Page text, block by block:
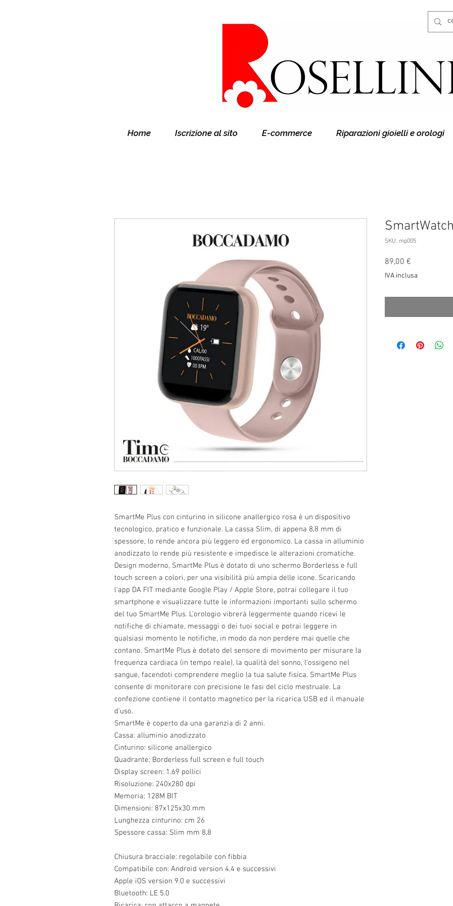
Gioielleria Rosellini
Rosellini online
Home Iscrizione al sito E-commerce Riparazioni gioielli e orologi
SmartMe Plus con cinturino in silicone anallergico rosa è un dispositivo
tecnologico, pratico e funzionale. La cassa Slim, di appena 8,8 mm di
spessore, lo rende ancora più leggero ed ergonomico. La cassa in alluminio
anodizzato lo rende più resistente e impedisce le alterazioni cromatiche.
Design moderno, SmartMe Plus è dotato di uno schermo Borderless e full
touch screen a colori, per una visibilità più ampia delle icone. Scaricando
l'app DA FIT mediante Google Play / Apple Store, potrai collegare il tuo
smartphone e visualizzare tutte le informazioni importanti sullo schermo
del tuo SmartMe Plus. L’orologio vibrerà leggermente quando ricevi le
notifiche di chiamate, messaggi o dei tuoi social e potrai leggere in
qualsiasi momento le notifiche, in modo da non perdere mai quelle che
contano. SmartMe Plus è dotato del sensore di movimento per misurare la
frequenza cardiaca (in tempo reale), la qualità del sonno, l'ossigeno nel
sangue, facendoti comprendere meglio la tua salute fisica. SmartMe Plus
consente di monitorare con precisione le fasi del ciclo mestruale. La
confezione contiene il contatto magnetico per la ricarica USB ed il manuale
d'uso.
SmartMe è coperto da una garanzia di 2 anni.
Cassa: alluminio anodizzato
Cinturino: silicone anallergico
Quadrante: Borderless full screen e full touch
Display screen: 1.69 pollici
Risoluzione: 240x280 dpi
Memoria: 128M BIT
Dimensioni: 87x125x30 mm
Lunghezza cinturino: cm 26
Spessore cassa: Slim mm 8,8
Chiusura bracciale: regolabile con fibbia
Compatibile con: Android version 4.4 e successivi
Apple iOS version 9.0 e successivi
Bluetooth: LE 5.0
SKU: mp005
89,00 €
IVA inclusa